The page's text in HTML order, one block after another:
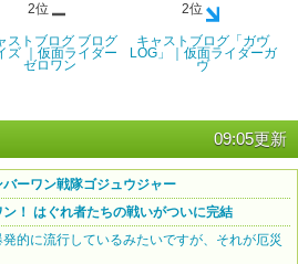
2位
ストブログ ブログ
ズ ｜仮面ライダー
ゼロワン
2位
キャストブログ「ガヴ
LOG」｜仮面ライダーガ
ヴ
09:05更新
ーワン戦隊ゴジュウジャー
！ はぐれ者たちの戦いがついに完結
的に流行しているみたいですが、それが厄災